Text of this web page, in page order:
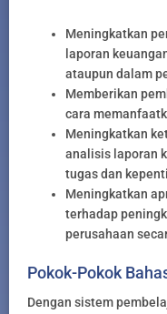
Meningkatkan
laporan
ataupun dalam
Memberikan
cara
Meningkatkan
analisis laporan
tugas dan
Meningkatkan
terhadap
perusahaan
Pokok-Pokok
Dengan sistem